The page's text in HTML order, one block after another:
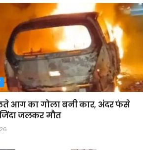
आग का गोला बनी कार, अंदर फंसे
जलकर मौत